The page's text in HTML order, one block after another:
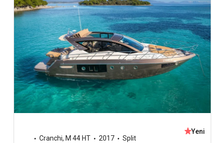
Cranchi, M 44 HT 2017 Split
Yeni